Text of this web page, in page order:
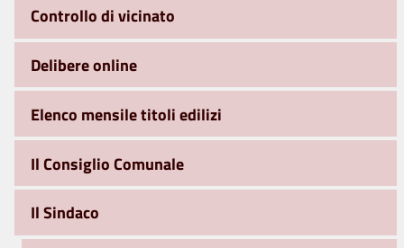
Controllo di vicinato
Delibere online
Elenco mensile titoli edilizi
Il Consiglio Comunale
Il Sindaco